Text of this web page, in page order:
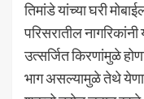
तिमांडे यांच्या घरी
परिसरातील
उत्सर्जित किरणांमुळे
भाग असल्यामुळे तेथे